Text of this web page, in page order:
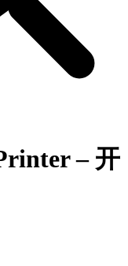
– 开